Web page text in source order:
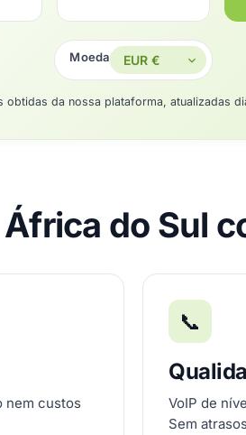
Moeda
obtidas da nossa plataforma, atualizadas
do Sul
nem custos
📞
VoIP de
Sem